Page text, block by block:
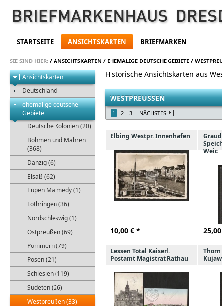
STARTSEITE ANSICHTSKARTEN BRIEFMARKEN
SIE SIND HIER: / ANSICHTSKARTEN / EHEMALIGE DEUTSCHE GEBIETE /
Ansichtskarten
Deutschland
ehemalige deutsche
Gebiete
Deutsche Kolonien (20)
Böhmen und Mähren
(368)
Danzig (6)
Elsaß (62)
Eupen Malmedy (1)
Lothringen (36)
Nordschleswig (1)
Ostpreußen (69)
Pommern (79)
Posen (21)
Schlesien (119)
Sudeten (26)
Westpreußen (33)
Historische Ansichtskarten aus
WESTPREUSSEN
1 2 3 NÄCHSTES
Elbing Westpr. Innenhafen
10,00 € *
Weic
25,00
Lessen Total Kaiserl.
Postamt Magistrat Rathau
Thorn